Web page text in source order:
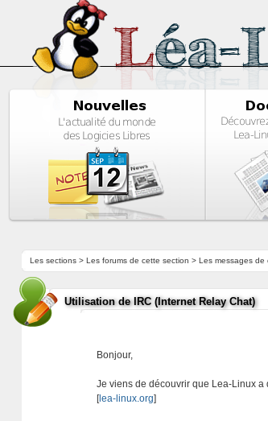
Les sections> Les forums de cette section > Les messages de
Utilisation de IRC (Internet Relay Chat)
Bonjour,
Je viens de découvrir que Lea-Linux
[lea-linux.org]